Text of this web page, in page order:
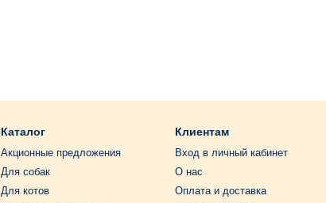
Каталог
Акционные предложения
Для собак
Для котов
Клиентам
Вход в личный кабинет
О нас
Оплата и доставка